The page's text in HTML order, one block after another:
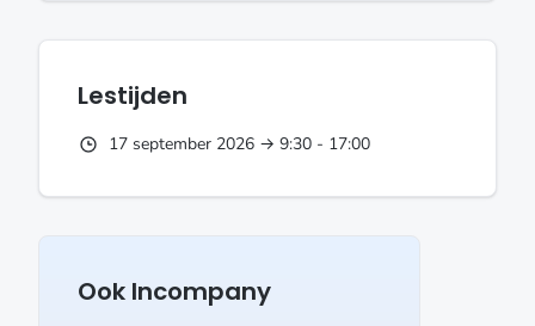
Lestijden
17 september 2026 → 9:30 - 17:00
Ook Incompany